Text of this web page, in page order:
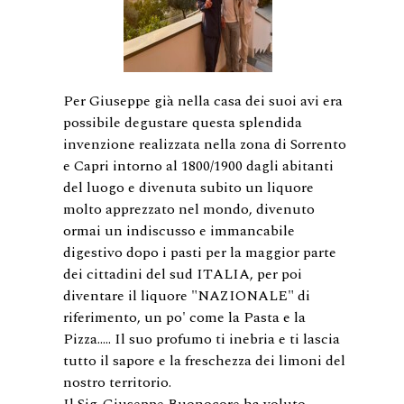
Per Giuseppe già nella casa dei suoi avi era
possibile degustare questa splendida
invenzione realizzata nella zona di Sorrento
e Capri intorno al 1800/1900 dagli abitanti
del luogo e divenuta subito un liquore
molto apprezzato nel mondo, divenuto
ormai un indiscusso e immancabile
digestivo dopo i pasti per la maggior parte
dei cittadini del sud ITALIA, per poi
diventare il liquore "NAZIONALE" di
riferimento, un po' come la Pasta e la
Pizza..… Il suo profumo ti inebria e ti lascia
tutto il sapore e la freschezza dei limoni del
nostro territorio.